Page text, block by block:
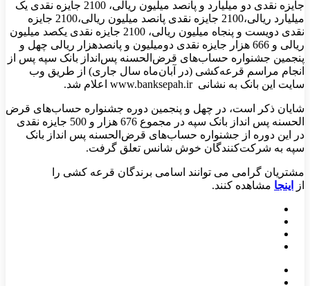
جایزه نقدی دو میلیارد و پانصد میلیون ریالی، 2100 جایزه نقدی یک
میلیارد ریالی،2100 جایزه نقدی پانصد میلیون ریالی،2100 جایزه
نقدی دویست و پنجاه میلیون ریالی، 2100 جایزه نقدی یکصد میلیون
ریالی و 666 هزار جایزه نقدی دومیلیون و پانصدهزار ریالی
چهل و
پنجمین جشنواره حساب‌های‌ قرض‌الحسنه‌ ‌پس‌انداز بانک ‌سپه پس از
انجام مراسم قرعه‌کشی (در آبان‌ماه سال جاری) از طریق وب
سایت این بانک به نشانی www.banksepah.ir اعلام شد.
شایان ذکر است، در چهل و پنجمین دوره جشنواره حساب‌های قرض
الحسنه پس انداز بانک سپه در مجموع 676 هزار و 500 جایزه نقدی
در این دوره از جشنواره حساب‌های قرض‌الحسنه پس انداز بانک
سپه به شرکت‌کنندگان خوش شانس تعلق گرفت.
مشتریان گرامی می توانند اسامی برندگان قرعه کشی را
از
اینجا مشاهده کنند.